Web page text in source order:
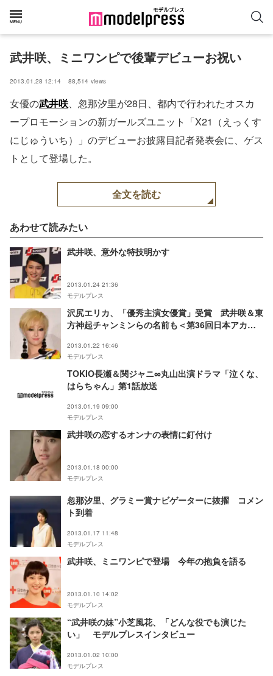
武井咲、ミニワンピで後輩デビューお祝い
2013.01.28 12:14 88,514 views
女優の武井咲、忽那汐里が28日、都内で行われたオスカ
ープロモーションの新ガールズユニット「X21（えっくす
にじゅういち）」のデビューお披露目記者発表会に、ゲス
トとして登場した。
全文を読む
あわせて読みたい
武井咲、意外な特技明かす
2013.01.24 21:36
モデルプレス
沢尻エリカ、「優秀主演女優賞」受賞 武井咲＆東
方神起チャンミンらの名前も＜第36回日本アカデ
2013.01.22 16:46
モデルプレス
TOKIO長瀬＆関ジャニ∞丸山出演ドラマ「泣くな、
はらちゃん」第1話放送
2013.01.19 09:00
モデルプレス
武井咲の恋するオンナの表情に釘付け
2013.01.18 00:00
モデルプレス
忽那汐里、グラミー賞ナビゲーターに抜擢 コメン
ト到着
2013.01.17 11:48
モデルプレス
武井咲、ミニワンピで登場 今年の抱負を語る
2013.01.10 14:02
モデルプレス
“武井咲の妹”小芝風花、「どんな役でも演じた
い」 モデルプレスインタビュー
2013.01.02 10:00
モデルプレス